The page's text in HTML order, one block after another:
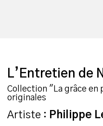
L’Entretien de
Collection "La grâce
originales
Artiste : Philippe